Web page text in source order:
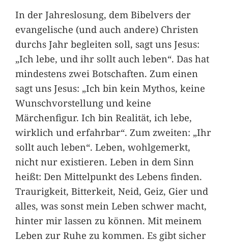
In der Jahreslosung, dem Bibelvers der
evangelische (und auch andere) Christen
durchs Jahr begleiten soll, sagt uns Jesus:
„Ich lebe, und ihr sollt auch leben“. Das hat
mindestens zwei Botschaften. Zum einen
sagt uns Jesus: „Ich bin kein Mythos, keine
Wunschvorstellung und keine
Märchenfigur. Ich bin Realität, ich lebe,
wirklich und erfahrbar“. Zum zweiten: „Ihr
sollt auch leben“. Leben, wohlgemerkt,
nicht nur existieren. Leben in dem Sinn
heißt: Den Mittelpunkt des Lebens finden.
Traurigkeit, Bitterkeit, Neid, Geiz, Gier und
alles, was sonst mein Leben schwer macht,
hinter mir lassen zu können. Mit meinem
Leben zur Ruhe zu kommen. Es gibt sicher